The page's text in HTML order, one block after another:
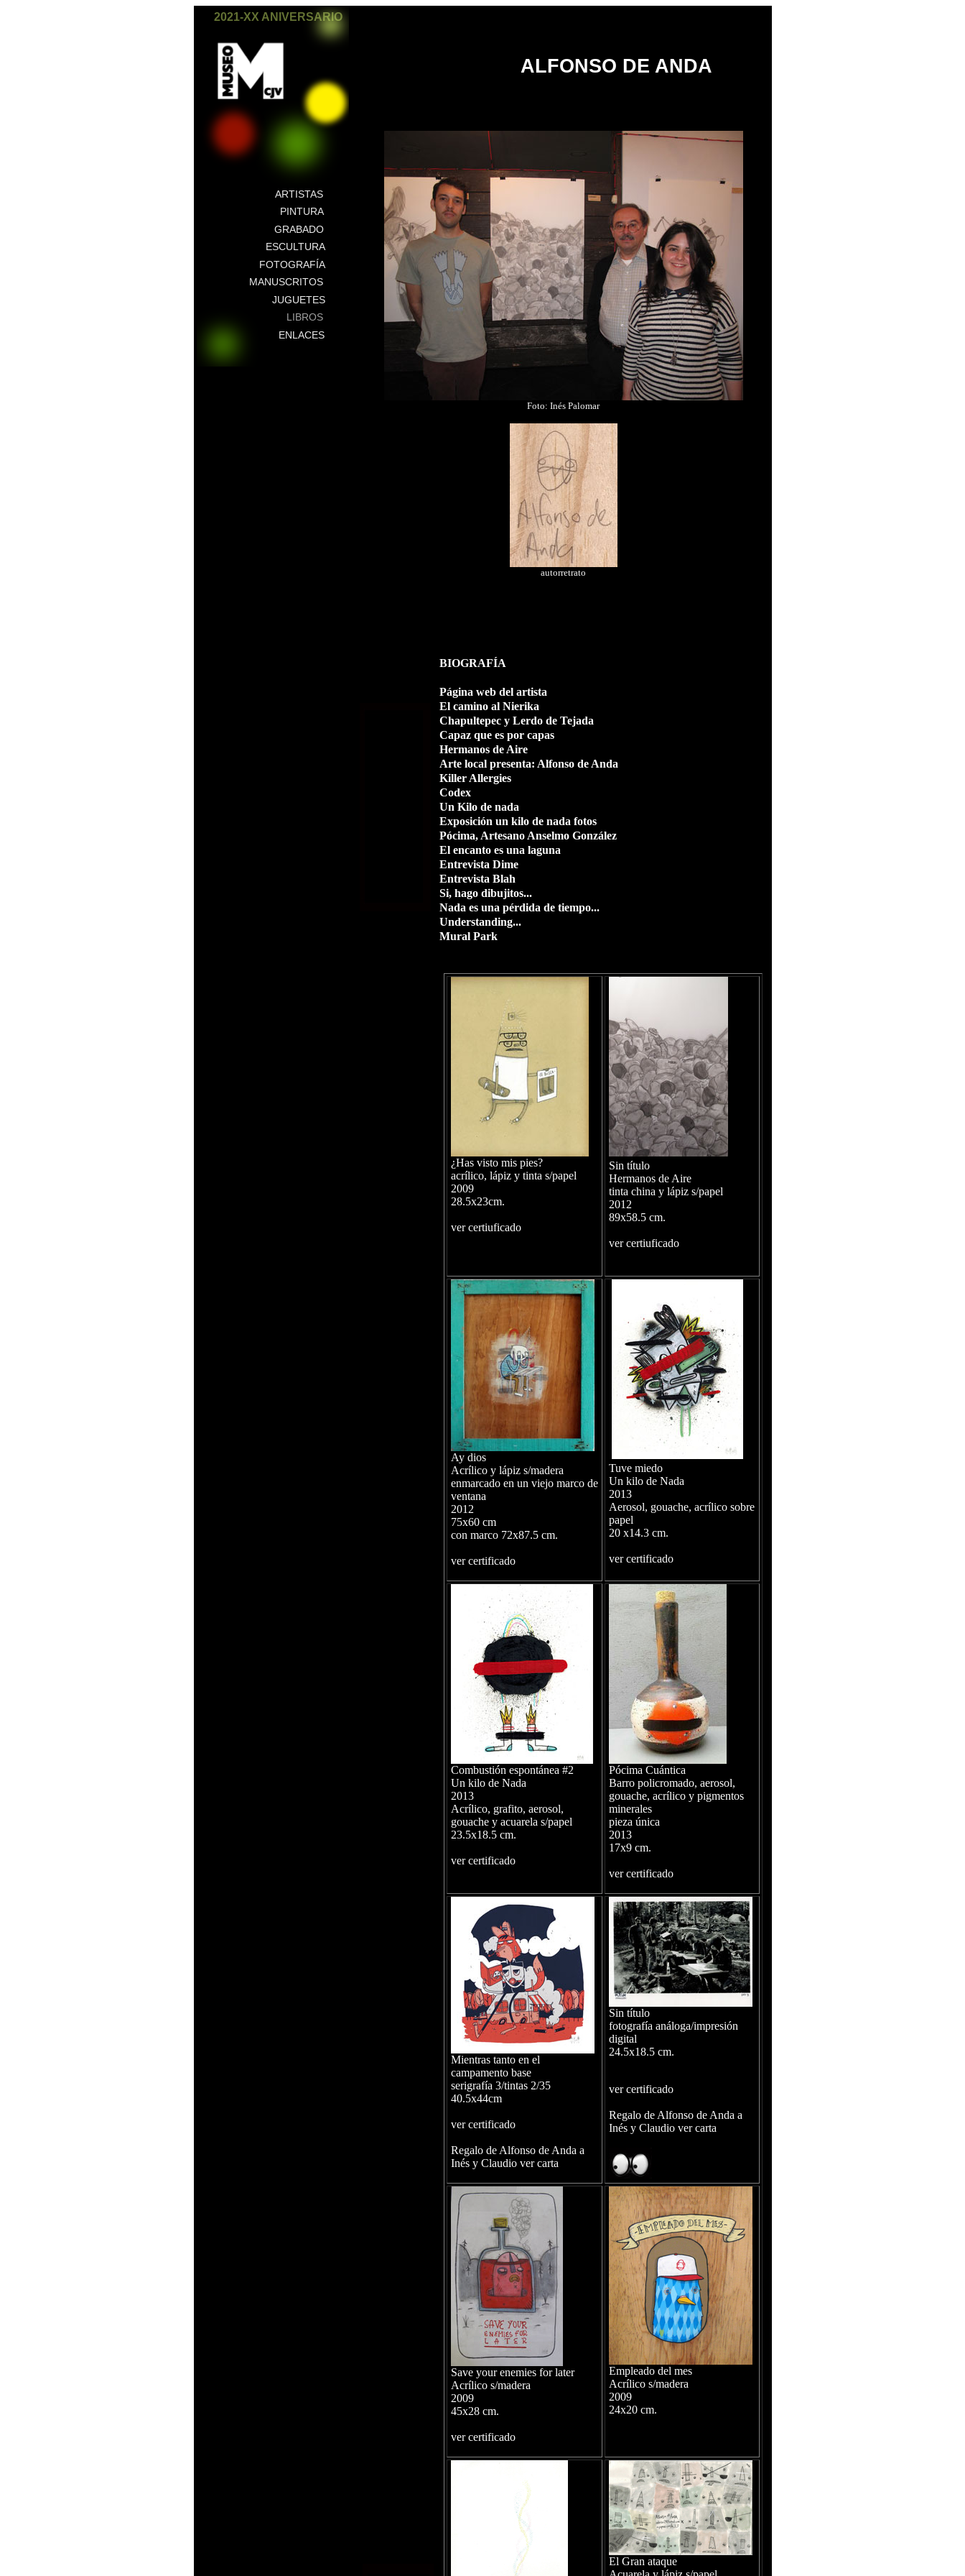
2021-XX ANIVERSARIO
ARTISTAS
PINTURA
GRABADO
ESCULTURA
FOTOGRAFÍA
MANUSCRITOS
JUGUETES
LIBROS
ENLACES
ALFONSO DE ANDA
Foto: Inés Palomar
autorretrato
BIOGRAFÍA
Página web del artista
El camino al Nierika
Chapultepec y Lerdo de Tejada
Capaz que es por capas
Hermanos de Aire
Arte local presenta: Alfonso de Anda
Killer Allergies
Codex
Un Kilo de nada
Exposición un kilo de nada fotos
Pócima, Artesano Anselmo González
El encanto es una laguna
Entrevista Dime
Entrevista Blah
Si, hago dibujitos...
Nada es una pérdida de tiempo...
Understanding...
Mural Park
¿Has visto mis pies?
acrílico, lápiz y tinta s/papel
2009
28.5x23cm.
ver certiuficado
Sin título
Hermanos de Aire
tinta china y lápiz s/papel
2012
89x58.5 cm.
ver certiuficado
Ay dios
Acrílico y lápiz s/madera
enmarcado en un viejo marco de
ventana
2012
75x60 cm
con marco 72x87.5 cm.
ver certificado
Tuve miedo
Un kilo de Nada
2013
Aerosol, gouache, acrílico sobre
papel
20 x14.3 cm.
ver certificado
Combustión espontánea #2
Un kilo de Nada
2013
Acrílico, grafito, aerosol,
gouache y acuarela s/papel
23.5x18.5 cm.
ver certificado
Pócima Cuántica
Barro policromado, aerosol,
gouache, acrílico y pigmentos
minerales
pieza única
2013
17x9 cm.
ver certificado
Mientras tanto en el
campamento base
serigrafía 3/tintas 2/35
40.5x44cm
ver certificado
Regalo de Alfonso de Anda a
Inés y Claudio ver carta
Sin título
fotografía análoga/impresión
digital
24.5x18.5 cm.
ver certificado
Regalo de Alfonso de Anda a
Inés y Claudio ver carta
Save your enemies for later
Acrílico s/madera
2009
45x28 cm.
ver certificado
Empleado del mes
Acrílico s/madera
2009
24x20 cm.
El Gran ataque